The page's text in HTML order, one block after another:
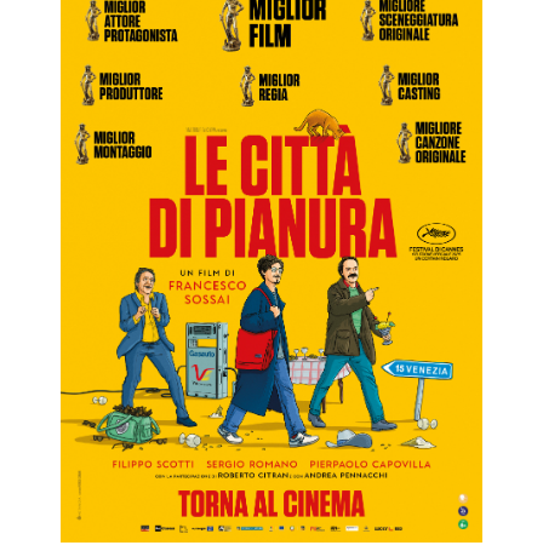
PROSSIMAMENTE
ACQUISTA ORA
SPAZIO KINEMAX
INFO UTILI